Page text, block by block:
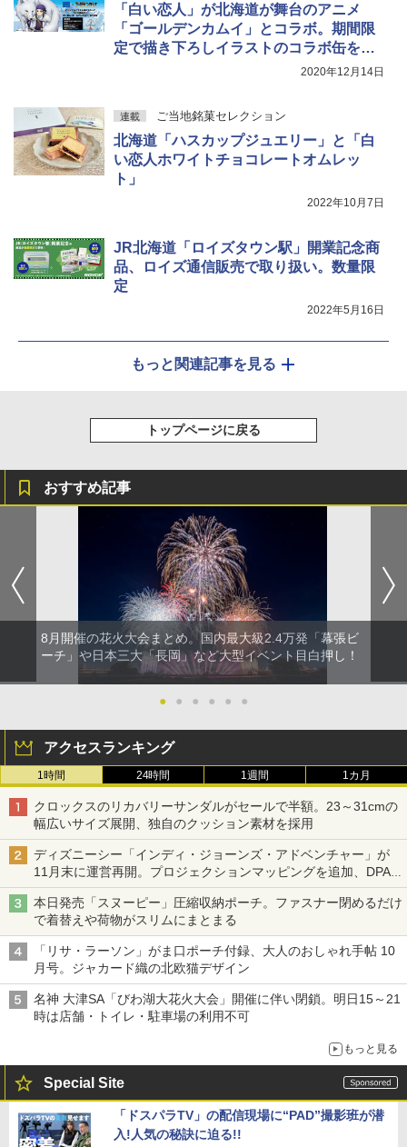
「白い恋人」が北海道が舞台のアニメ
「ゴールデンカムイ」とコラボ。期間限
定で描き下ろしイラストのコラボ缶を展
2020年12月14日
連載 ご当地銘菓セレクション
北海道「ハスカップジュエリー」と「白
い恋人ホワイトチョコレートオムレッ
ト」
2022年10月7日
JR北海道「ロイズタウン駅」開業記念商
品、ロイズ通信販売で取り扱い。数量限
定
2022年5月16日
もっと関連記事を見る
トップページに戻る
おすすめ記事
8月開催の花火大会まとめ。国内最大級2.4万発「幕張ビ
ーチ」や日本三大「長岡」など大型イベント目白押し！
● ● ● ● ● ●
アクセスランキング
1時間 24時間 1週間 1カ月
クロックスのリカバリーサンダルがセールで半額。23～31cmの
幅広いサイズ展開、独自のクッション素材を採用
ディズニーシー「インディ・ジョーンズ・アドベンチャー」が
11月末に運営再開。プロジェクションマッピングを追加、DPA
は1500円
本日発売「スヌーピー」圧縮収納ポーチ。ファスナー閉めるだけ
で着替えや荷物がスリムにまとまる
「リサ・ラーソン」がま口ポーチ付録、大人のおしゃれ手帖 10
月号。ジャカード織の北欧猫デザイン
名神 大津SA「びわ湖大花火大会」開催に伴い閉鎖。明日15～21
時は店舗・トイレ・駐車場の利用不可
もっと見る
Special Site
「ドスパラTV」の配信現場に“PAD”撮影班が潜
入!人気の秘訣に迫る!!